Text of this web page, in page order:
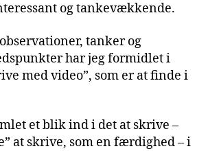
og tankevækkende.
tanker og
har jeg formidlet i
med video”, som er at finde i
et blik ind i det at skrive –
at skrive, som en færdighed – i